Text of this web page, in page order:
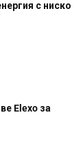
с ниско
Elexo за